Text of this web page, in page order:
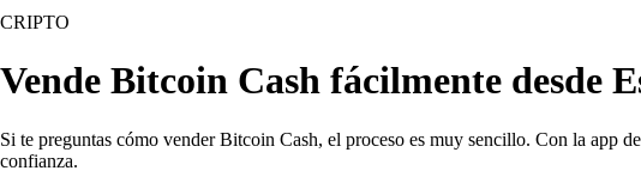
CRIPTO
Vende Bitcoin Cash fácilmente desde
Si te preguntas cómo vender Bitcoin Cash, el proceso es muy sencillo. Con la app
confianza.